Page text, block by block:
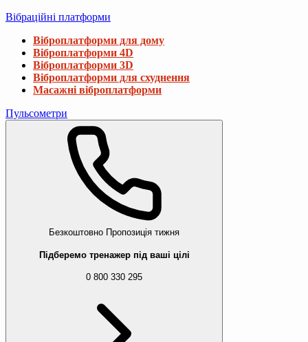
Вібраційні платформи
Віброплатформи для дому
Віброплатформи 4D
Віброплатформи 3D
Віброплатформи для схуднення
Масажні віброплатформи
Пульсометри
Безкоштовно Пропозиція тижня
Підберемо тренажер під ваші цілі
0 800 330 295